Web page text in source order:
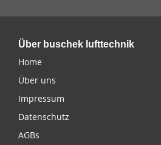
Über buschek lufttechnik
Home
Über uns
Impressum
Datenschutz
AGBs